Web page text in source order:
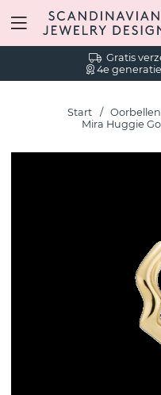
Gratis
4e
Start Oorbellen
Mira Huggie